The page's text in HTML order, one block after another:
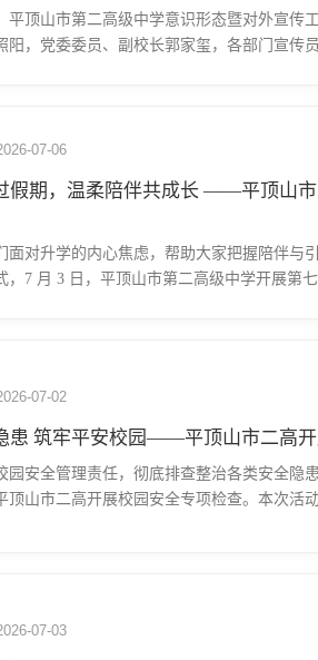
平顶山市第二高级中学意识形态暨对外宣传
阳，党委委员、副校长郭家玺，各部门宣传
07-06
假期，温柔陪伴共成长 ——平顶山
面对升学的内心焦虑，帮助大家把握陪伴与
，7 月 3 日，平顶山市第二高级中学开展第
07-02
患 筑牢平安校园——平顶山市二高
园安全管理责任，彻底排查整治各类安全隐
顶山市二高开展校园安全专项检查。本次活
07-03